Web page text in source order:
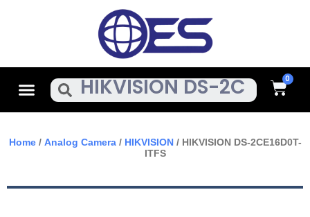
MenuSearch Cart
Home/ Analog Camera/ HIKVISION/ HIKVISION DS-2CE16D0T-
ITFS